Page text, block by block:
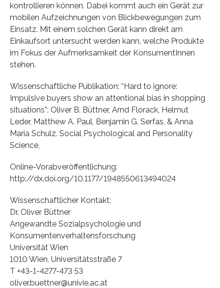
kontrollieren können. Dabei kommt auch ein Gerät zur
mobilen Aufzeichnungen von Blickbewegungen zum
Einsatz. Mit einem solchen Gerät kann direkt am
Einkaufsort untersucht werden kann, welche Produkte
im Fokus der Aufmerksamkeit der KonsumentInnen
stehen.
Wissenschaftliche Publikation: “Hard to ignore:
Impulsive buyers show an attentional bias in shopping
situations”: Oliver B. Büttner, Arnd Florack, Helmut
Leder, Matthew A. Paul, Benjamin G. Serfas, & Anna
Maria Schulz. Social Psychological and Personality
Science,
Online-Vorabveröffentlichung:
http://dx.doi.org/10.1177/1948550613494024
Wissenschaftlicher Kontakt:
Dr. Oliver Büttner
Angewandte Sozialpsychologie und
Konsumentenverhaltensforschung
Universität Wien
1010 Wien, Universitätsstraße 7
T +43-1-4277-473 53
oliver.buettner@univie.ac.at